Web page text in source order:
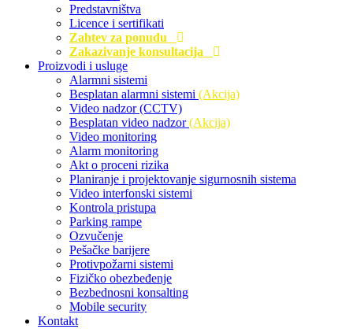
Predstavništva
Licence i sertifikati
Zahtev za ponudu
Zakazivanje konsultacija
Proizvodi i usluge
Alarmni sistemi
Besplatan alarmni sistemi (Akcija)
Video nadzor (CCTV)
Besplatan video nadzor(Akcija)
Video monitoring
Alarm monitoring
Akt o proceni rizika
Planiranje i projektovanje sigurnosnih sistema
Video interfonski sistemi
Kontrola pristupa
Parking rampe
Ozvučenje
Pešačke barijere
Protivpožarni sistemi
Fizičko obezbeđenje
Bezbednosni konsalting
Mobile security
Kontakt